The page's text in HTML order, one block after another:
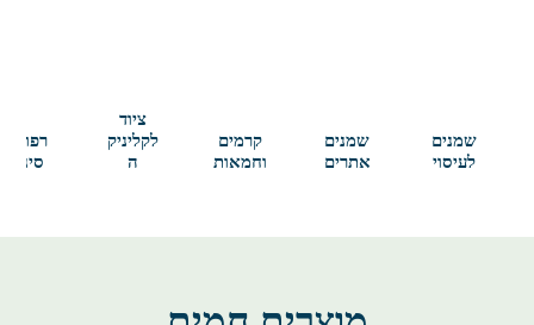
שמנים
לעיסוי
שמנים
אתרים
קרמים
וחמאות
ציוד
לקליניק
ה
רפואה
סינית